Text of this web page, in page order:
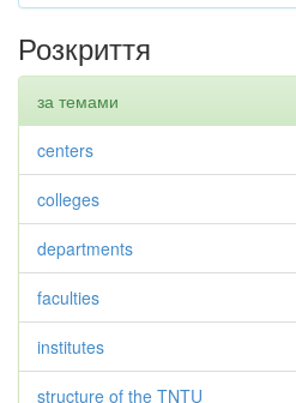
Розкриття
за темами
centers
colleges
departments
faculties
institutes
structure of the TNTU